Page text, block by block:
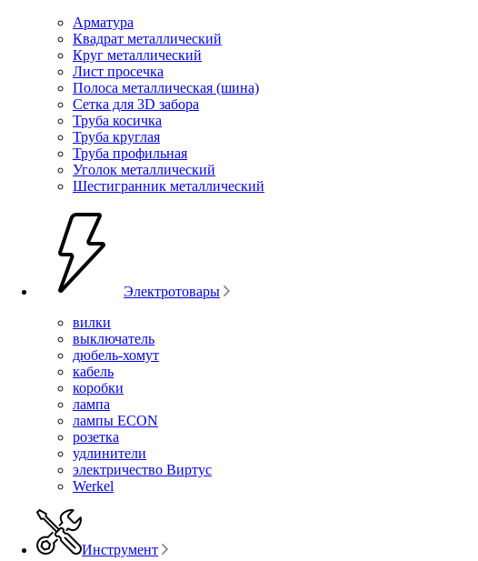
Арматура
Квадрат металлический
Круг металлический
Лист просечка
Полоса металлическая (шина)
Сетка для 3D забора
Труба косичка
Труба круглая
Труба профильная
Уголок металлический
Шестигранник металлический
Электротовары
вилки
выключатель
дюбель-хомут
кабель
коробки
лампа
лампы ECON
розетка
удлинители
электричество Виртус
Werkel
Инструмент